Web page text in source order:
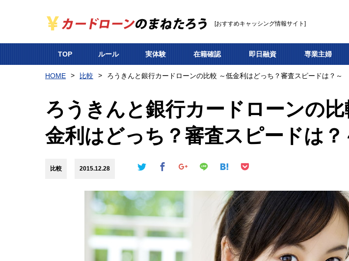
[おすすめキャッシング情報サイト]
TOP ルール 実体験 在籍確認 即日融資 専業主婦
HOME 比較 ろうきんと銀行カードローンの比較 ～低金利はどっち？審査スピードは？～
ろうきんと銀行カードローンの
金利はどっち？審査スピードは？
比較 2015.12.28